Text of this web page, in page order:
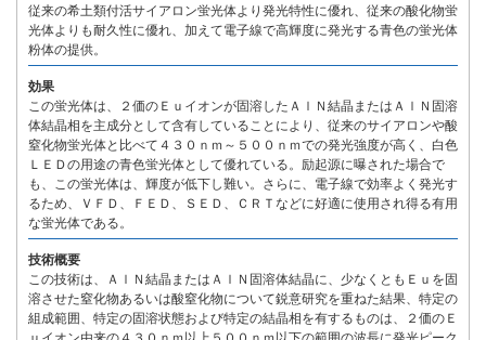
従来の希土類付活サイアロン蛍光体より発光特性に優れ、従来の酸化物蛍
光体よりも耐久性に優れ、加えて電子線で高輝度に発光する青色の蛍光体
粉体の提供。
効果
この蛍光体は、２価のＥｕイオンが固溶したＡｌＮ結晶またはＡｌＮ固溶
体結晶相を主成分として含有していることにより、従来のサイアロンや酸
窒化物蛍光体と比べて４３０ｎｍ～５００ｎｍでの発光強度が高く、白色
ＬＥＤの用途の青色蛍光体として優れている。励起源に曝された場合で
も、この蛍光体は、輝度が低下し難い。さらに、電子線で効率よく発光す
るため、ＶＦＤ、ＦＥＤ、ＳＥＤ、ＣＲＴなどに好適に使用され得る有用
な蛍光体である。
技術概要
この技術は、ＡｌＮ結晶またはＡｌＮ固溶体結晶に、少なくともＥｕを固
溶させた窒化物あるいは酸窒化物について鋭意研究を重ねた結果、特定の
組成範囲、特定の固溶状態および特定の結晶相を有するものは、２価のＥ